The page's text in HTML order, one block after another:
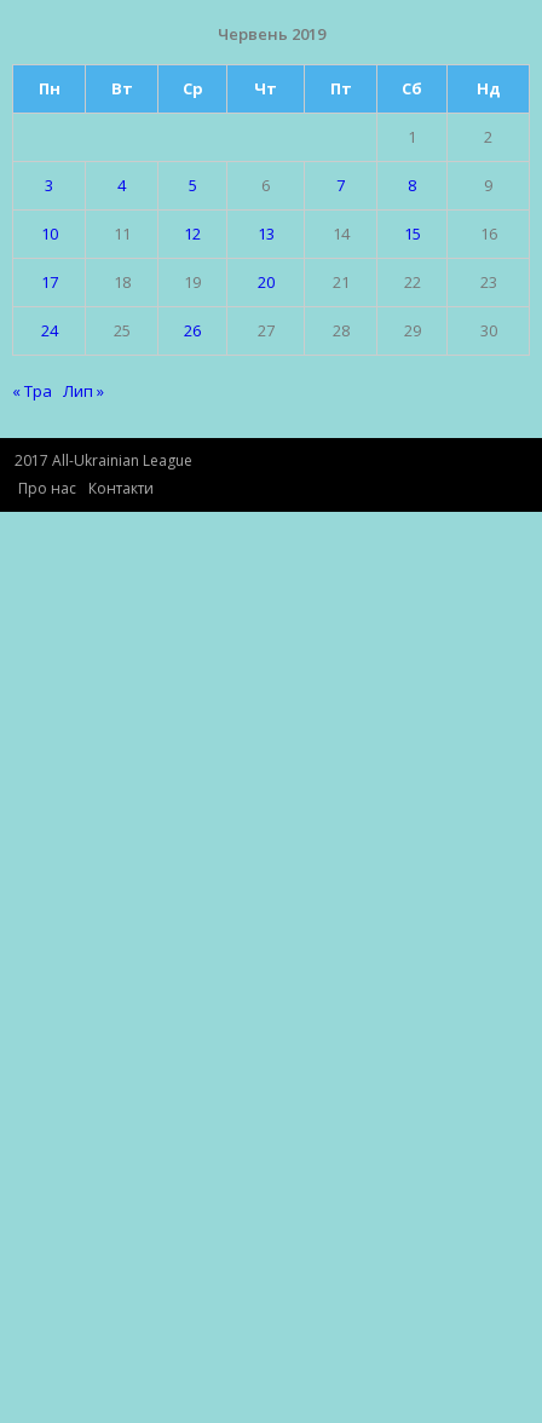
Червень 2019
Пн Вт Ср Чт Пт Сб Нд
1 2
3 4 5 6 7 8 9
10 11 12 13 14 15 16
17 18 19 20 21 22 23
24 25 26 27 28 29 30
« Тра Лип »
2017 All-Ukrainian League
Про нас
Контакти